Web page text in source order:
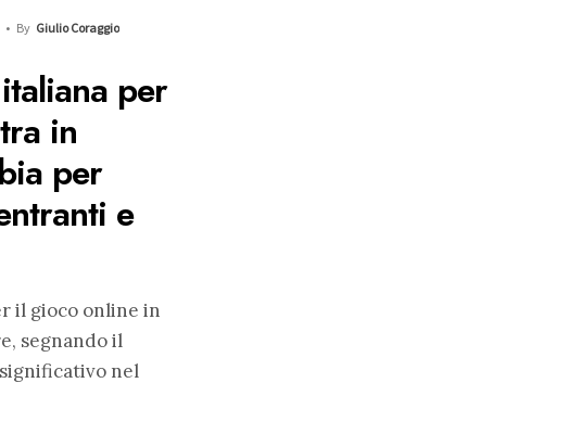
• By Giulio Coraggio
per
in
per
e
il gioco online in
segnando il
nel